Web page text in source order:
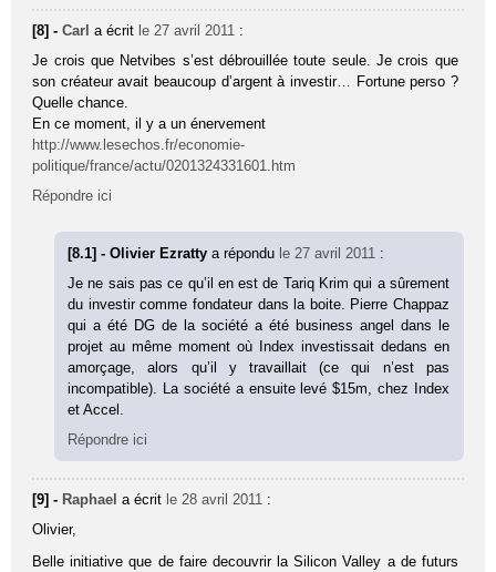
[8] -Carl a écrit le 27 avril 2011 :
Je crois que Netvibes s’est débrouillée toute seule. Je crois que
son créateur avait beaucoup d’argent à investir… Fortune perso ?
Quelle chance.
En ce moment, il y a un énervement
http://www.lesechos.fr/economie-
politique/france/actu/0201324331601.htm
Répondre ici
[8.1] - Olivier Ezrattya répondu le 27 avril 2011 :
Je ne sais pas ce qu’il en est de Tariq Krim qui a sûrement
du investir comme fondateur dans la boite. Pierre Chappaz
qui a été DG de la société a été business angel dans le
projet au même moment où Index investissait dedans en
amorçage, alors qu’il y travaillait (ce qui n’est pas
incompatible). La société a ensuite levé $15m, chez Index
et Accel.
Répondre ici
[9] - Raphael a écrit le 28 avril 2011 :
Olivier,
Belle initiative que de faire decouvrir la Silicon Valley a de futurs